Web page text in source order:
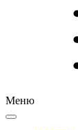
Меню